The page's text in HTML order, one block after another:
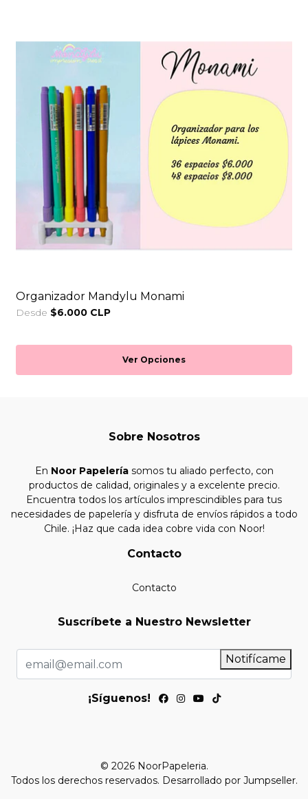
Organizador Mandylu Monami
Desde $6.000 CLP
Ver Opciones
Sobre Nosotros
En Noor Papeleríasomos tu aliado perfecto, con
productos de calidad, originales y a excelente precio.
Encuentra todos los artículos imprescindibles para tus
necesidades de papelería y disfruta de envíos rápidos a todo
Chile. ¡Haz que cada idea cobre vida con Noor!
Contacto
Contacto
Suscríbete a Nuestro Newsletter
Notifícame
¡Síguenos!
© 2026 NoorPapeleria.
Todos los derechos reservados. Desarrollado por Jumpseller.